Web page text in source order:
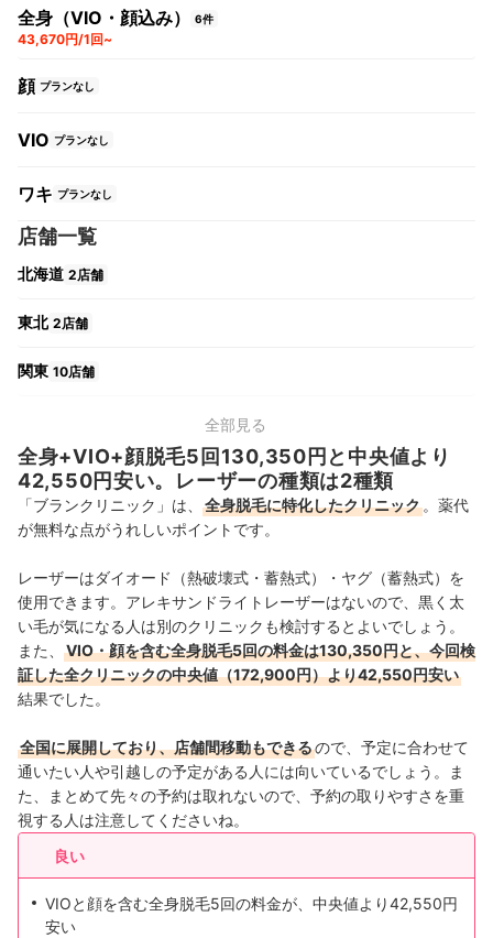
全身（VIO・顔込み） 6件
43,670円/1回~
顔 プランなし
VIO プランなし
ワキ プランなし
店舗一覧
北海道 2店舗
東北 2店舗
関東 10店舗
関西 4店舗
中国・四国 4店舗
全部見る
全身+VIO+顔脱毛5回130,350円と中央値より
42,550円安い。レーザーの種類は2種類
「ブランクリニック」は、 全身脱毛に特化したクリニック 。薬代
が無料な点がうれしいポイントです。
レーザーはダイオード（熱破壊式・蓄熱式）・ヤグ（蓄熱式）を
使用できます。アレキサンドライトレーザーはないので、黒く太
い毛が気になる人は別のクリニックも検討するとよいでしょう。
また、
VIO・顔を含む全身脱毛5回の料金は130,350円と、今回検
証した全クリニックの中央値（172,900円）より42,550円安い
結果でした。
全国に展開しており、店舗間移動もできるので、 予定に合わせて
通いたい人や引越しの予定がある人には向いているでしょう。
ま
た、まとめて先々の予約は取れないので、予約の取りやすさを重
視する人は注意してくださいね。
良い
VIOと顔を含む全身脱毛5回の料金が、中央値より42,550円
安い